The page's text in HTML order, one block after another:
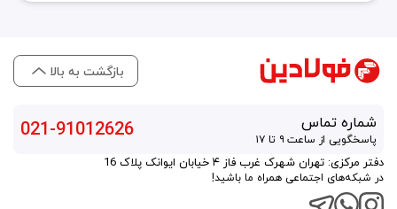
بازگشت به بالا
شماره تماس
پاسخگویی از ساعت ۹ تا ۱۷ 021-91012626
دفتر مرکزی: تهران شهرک غرب فاز ۴ خیابان ایوانک پلاک 16
در شبکه‌های اجتماعی همراه ما باشید!